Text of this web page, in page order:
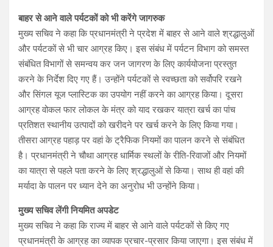
बाहर से आने वाले पर्यटकों को भी करेंगे जागरुक
मुख्य सचिव ने कहा कि प्रधानमंत्री ने प्रदेश में बाहर से आने वाले श्रद्धालुओं
और पर्यटकों से भी चार आग्रह किए। इस संबंध में पर्यटन विभाग को समस्त
संबंधित विभागों से समन्वय कर जन जागरण के लिए कार्ययोजना प्रस्तुत
करने के निर्देश दिए गए हैं। उन्होंने पर्यटकों से स्वच्छता को सर्वोपरि रखने
और सिंगल यूज प्लास्टिक का उपयोग नहीं करने का आग्रह किया। दूसरा
आग्रह वोकल फार लोकल के मंत्र को याद रखकर यात्रा खर्च का पांच
प्रतिशत स्थानीय उत्पादों को खरीदने पर खर्च करने के लिए किया गया।
तीसरा आग्रह पहाड़ पर वहां के ट्रैफिक नियमों का पालन करने से संबंधित
है। प्रधानमंत्री ने चौथा आग्रह धार्मिक स्थलों के रीति-रिवाजों और नियमों
का यात्रा से पहले पता करने के लिए श्रद्धालुओं से किया। साथ ही वहां की
मर्यादा के पालन पर ध्यान देने का अनुरोध भी उन्होंने किया।
मुख्य सचिव लेंगी नियमित अपडेट
मुख्य सचिव ने कहा कि राज्य में बाहर से आने वाले पर्यटकों से किए गए
प्रधानमंत्री के आग्रह का व्यापक प्रचार-प्रसार किया जाएगा। इस संबंध में